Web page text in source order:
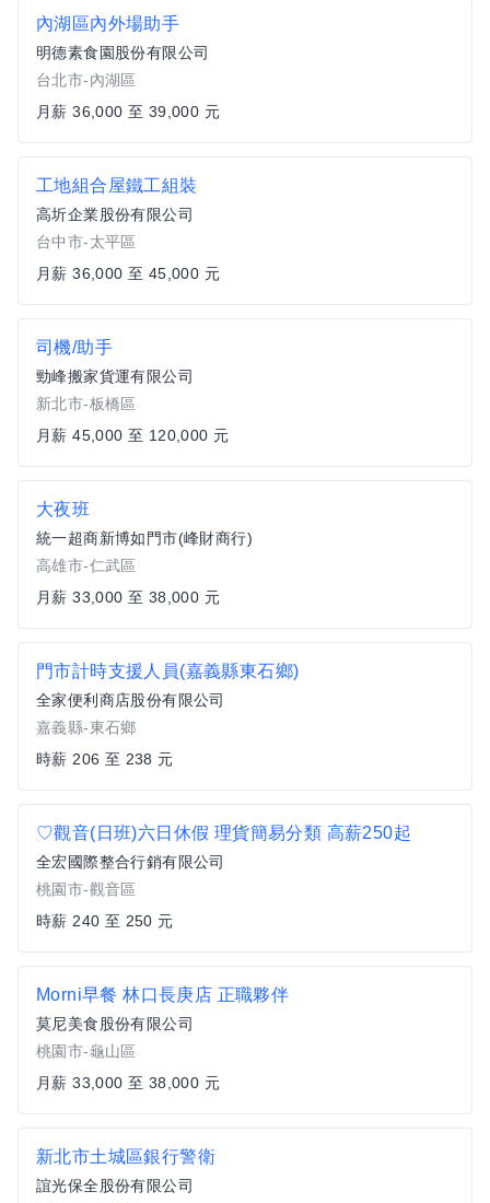
內湖區內外場助手
明德素食園股份有限公司
台北市-內湖區
月薪 36,000 至 39,000 元
工地組合屋鐵工組裝
高圻企業股份有限公司
台中市-太平區
月薪 36,000 至 45,000 元
司機/助手
勁峰搬家貨運有限公司
新北市-板橋區
月薪 45,000 至 120,000 元
大夜班
統一超商新博如門市(峰財商行)
高雄市-仁武區
月薪 33,000 至 38,000 元
門市計時支援人員(嘉義縣東石鄉)
全家便利商店股份有限公司
嘉義縣-東石鄉
時薪 206 至 238 元
♡觀音(日班)六日休假 理貨簡易分類 高薪250起
全宏國際整合行銷有限公司
桃園市-觀音區
時薪 240 至 250 元
Morni早餐 林口長庚店 正職夥伴
莫尼美食股份有限公司
桃園市-龜山區
月薪 33,000 至 38,000 元
新北市土城區銀行警衛
誼光保全股份有限公司